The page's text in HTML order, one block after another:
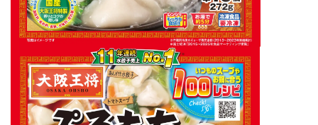
冷凍から揚げ
冷凍やけ
冷凍ラーメン
冷凍弁当
冷凍焼売
冷凍食品
冷凍食品ライフハック
万博
冷凍食品豆知識
冷凍餃子
冷凍麺 品質管理
問い合わせ
回鍋肉
低糖質 ワンプレート
チャミスル
ビビゴ
なにわ パーティー
パーティー餃子